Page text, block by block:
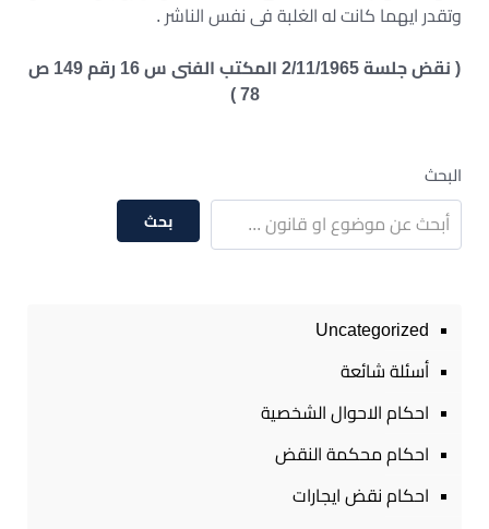
وتقدر ايهما كانت له الغلبة فى نفس الناشر .
( نقض جلسة 2/11/1965 المكتب الفنى س 16 رقم 149 ص
78 )
البحث
بحث
Uncategorized
أسئلة شائعة
احكام الاحوال الشخصية
احكام محكمة النقض
احكام نقض ايجارات